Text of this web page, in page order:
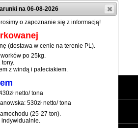
12 333 73 21
główna
workowana
na 06-08-2026
o zapoznanie się z informacją!
(dostawa w cenie na terenie PL).
po 25kg.
z windą i paleciakiem.
netto/ tona
530zł netto/ tona
(25-27 ton).